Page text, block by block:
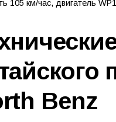
105 км/час, двигатель
Benz